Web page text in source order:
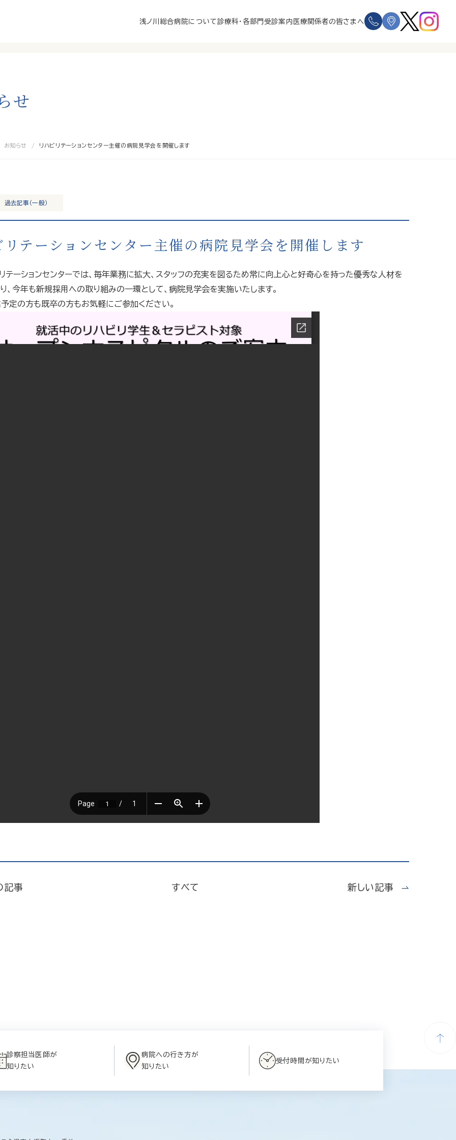
浅ノ川総合病院について診療科・各部門受診案内医療関係者の皆さまへ
せ
お知らせ リハビリテーションセンター主催の病院見学会を開催します
過去記事（一般）
リテーションセンター主催の病院見学会を開催します
テーションセンターでは、毎年業務に拡大、スタッフの充実を図るため常に向上心と好奇心を持った優秀な人材を
、今年も新規採用への取り組みの一環として、病院見学会を実施いたします。
定の方も既卒の方もお気軽にご参加ください。
記事 すべて 新しい記事
診察担当医師が
知りたい
病院への行き方が
知りたい
受付時間が知りたい